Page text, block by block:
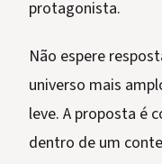
protagonista.
Não espere
universo mais
leve. A proposta é
dentro de um